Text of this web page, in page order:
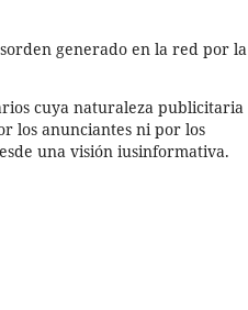
generado en la red por la
cuya naturaleza publicitaria
los anunciantes ni por los
una visión iusinformativa.